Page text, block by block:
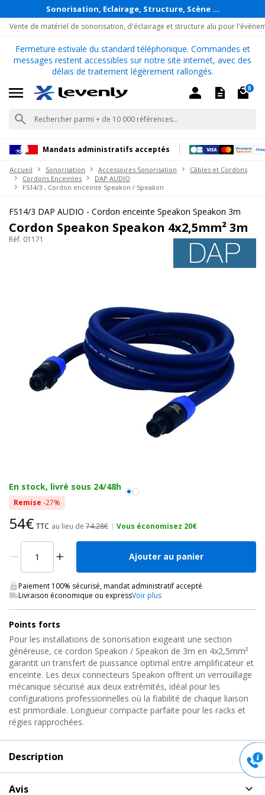
Sonorisation, Eclairage, Structure, Scène ...
Vente de matériel de sonorisation, d'éclairage et structure alu pour
Fermeture estivale du standard téléphonique. Commandes et
messages restent accessibles sur notre site internet, avec des
délais de traitement légèrement rallongés.
0
Mandats administratifs acceptés
Accueil Sonorisation Accessoires Sonorisation
Câbles et Cordons
Cordons Enceintes
DAP AUDIO
FS14/3 , Cordon enceinte Speakon / Speakon
FS14/3 DAP AUDIO - Cordon enceinte Speakon Speakon 3m
Cordon Speakon Speakon 4x2,5mm² 3m
Réf. 01171
En stock, livré sous 24/48h
Remise -27%
54€ TTC au lieu de 74.28€ | Vous économisez 20€
Ajouter au panier
Paiement 100% sécurisé, mandat administratif accepté
Livraison économique ou expressVoir plus
Points forts
Pour les installations de sonorisation exigeant une section
généreuse, ce cordon Speakon / Speakon de 3m en 4x2,5mm²
garantit un transfert de puissance optimal entre amplificateur et
enceinte. Les deux connecteurs Speakon offrent un verrouillage
mécanique sécurisé aux deux extrémités, idéal pour les
configurations professionnelles où la fiabilité de chaque liaison
est primordiale. Longueur compacte parfaite pour les racks et
régies rapprochées.
Description
Avis